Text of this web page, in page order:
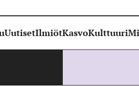
UutisetIlmiötKasvoKulttuuri